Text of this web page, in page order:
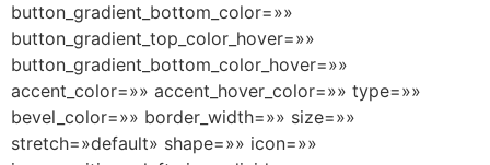
button_gradient_bottom_color=»»
button_gradient_top_color_hover=»»
button_gradient_bottom_color_hover=»»
accent_color=»» accent_hover_color=»» type=»»
bevel_color=»» border_width=»» size=»»
stretch=»default» shape=»» icon=»»